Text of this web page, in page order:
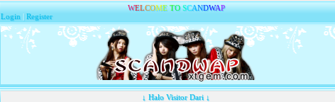
WELCOME TO SCANDWAP
Login |Register
↓ Halo Visitor Dari ↓